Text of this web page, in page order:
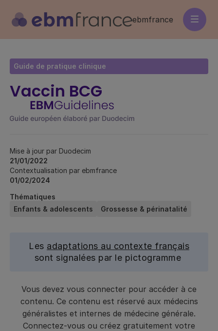
contenu
principal
ebmfrance
Guide de pratique clinique
Vaccin BCG
Mise à jour par Duodecim
21/01/2022
Contextualisation par ebmfrance
01/02/2024
Thématiques
Enfants & adolescents
Grossesse & périnatalité
Les adaptations au contexte français
sont signalées par le pictogramme
Vous devez vous connecter pour accéder à ce
contenu. Ce contenu est réservé aux médecins
généralistes et internes de médecine générale.
Connectez-vous ou créez gratuitement votre